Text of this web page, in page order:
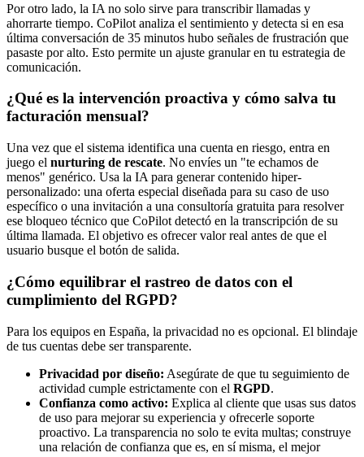
Por otro lado, la IA no solo sirve para transcribir llamadas y
ahorrarte tiempo. CoPilot analiza el sentimiento y detecta si en esa
última conversación de 35 minutos hubo señales de frustración que
pasaste por alto. Esto permite un ajuste granular en tu estrategia de
comunicación.
¿Qué es la intervención proactiva y cómo salva tu
facturación mensual?
Una vez que el sistema identifica una cuenta en riesgo, entra en
juego el nurturing de rescate. No envíes un "te echamos de
menos" genérico. Usa la IA para generar contenido hiper-
personalizado: una oferta especial diseñada para su caso de uso
específico o una invitación a una consultoría gratuita para resolver
ese bloqueo técnico que CoPilot detectó en la transcripción de su
última llamada. El objetivo es ofrecer valor real antes de que el
usuario busque el botón de salida.
¿Cómo equilibrar el rastreo de datos con el
cumplimiento del RGPD?
Para los equipos en España, la privacidad no es opcional. El blindaje
de tus cuentas debe ser transparente.
Privacidad por diseño: Asegúrate de que tu seguimiento de
actividad cumple estrictamente con el RGPD.
Confianza como activo: Explica al cliente que usas sus datos
de uso para mejorar su experiencia y ofrecerle soporte
proactivo. La transparencia no solo te evita multas; construye
una relación de confianza que es, en sí misma, el mejor